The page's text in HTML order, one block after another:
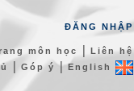
ĐĂNG NHẬP
môn học | Liên hệ
| Góp ý|English